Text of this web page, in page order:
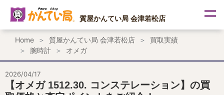
ス
プ
質屋かんてい局 会津若松店
Home 質屋かんてい局 会津若松店
買取実績
腕時計
オメガ
2026/04/17
【オメガ 1512.30. コンステレーション】の買